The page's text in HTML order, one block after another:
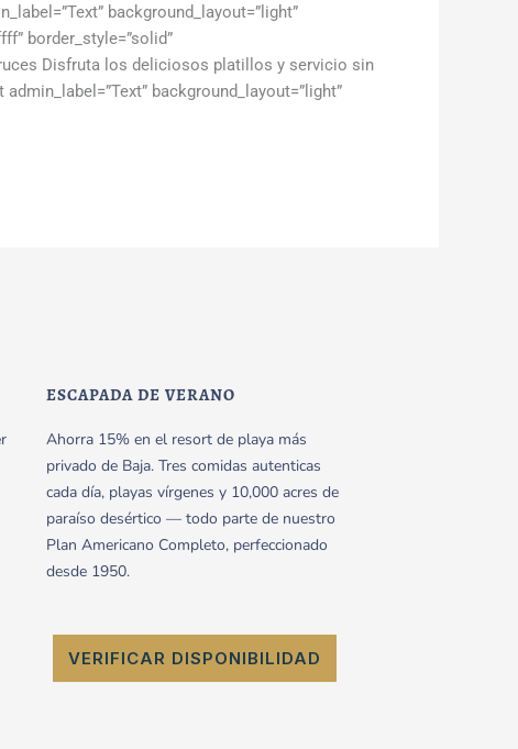
background_layout=”light”
border_style=”solid”
Disfruta los deliciosos platillos y servicio sin
background_layout=”light”
ESCAPADA DE VERANO
Ahorra 15% en el resort de playa más
privado de Baja. Tres comidas autenticas
cada día, playas vírgenes y 10,000 acres de
paraíso desértico — todo parte de nuestro
Plan Americano Completo, perfeccionado
desde 1950.
VERIFICAR DISPONIBILIDAD